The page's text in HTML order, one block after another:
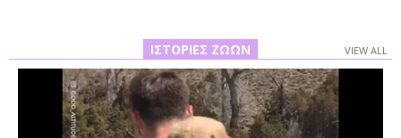
ΙΣΤΟΡΊΕΣ ΖΏΩΝ VIEW ALL